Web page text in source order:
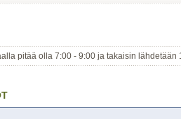
pitää olla 7:00 - 9:00 ja takaisin lähdetään